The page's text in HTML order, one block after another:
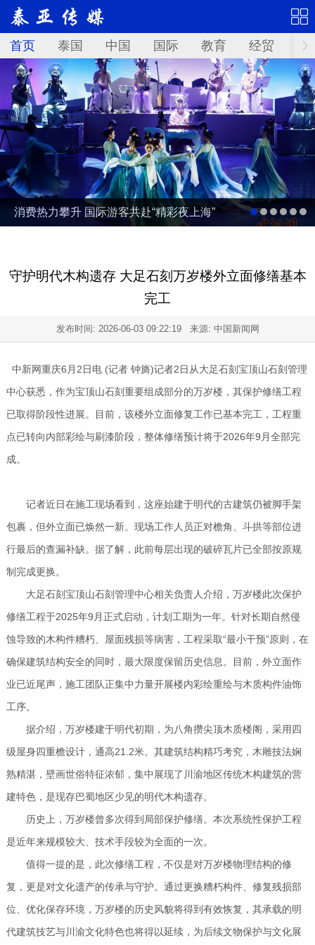
首页 泰国 中国 国际 教育 经贸 华
消费热力攀升 国际游客共赴“精彩夜上海”
守护明代木构遗存 大足石刻万岁楼外立面修缮基本
完工
发布时间: 2026-06-03 09:22:19来源: 中国新闻网
中新网重庆6月2日电 (记者 钟旖)记者2日从大足石刻宝顶山石刻管理
中心获悉，作为宝顶山石刻重要组成部分的万岁楼，其保护修缮工程
已取得阶段性进展。目前，该楼外立面修复工作已基本完工，工程重
点已转向内部彩绘与刷漆阶段，整体修缮预计将于2026年9月全部完
成。
记者近日在施工现场看到，这座始建于明代的古建筑仍被脚手架
包裹，但外立面已焕然一新。现场工作人员正对檐角、斗拱等部位进
行最后的查漏补缺。据了解，此前每层出现的破碎瓦片已全部按原规
制完成更换。
大足石刻宝顶山石刻管理中心相关负责人介绍，万岁楼此次保护
修缮工程于2025年9月正式启动，计划工期为一年。针对长期自然侵
蚀导致的木构件糟朽、屋面残损等病害，工程采取“最小干预”原则，在
确保建筑结构安全的同时，最大限度保留历史信息。目前，外立面作
业已近尾声，施工团队正集中力量开展楼内彩绘重绘与木质构件油饰
工序。
据介绍，万岁楼建于明代初期，为八角攒尖顶木质楼阁，采用四
级屋身四重檐设计，通高21.2米。其建筑结构精巧考究，木雕技法娴
熟精湛，壁画世俗特征浓郁，集中展现了川渝地区传统木构建筑的营
建特色，是现存巴蜀地区少见的明代木构遗存。
历史上，万岁楼曾多次得到局部保护修缮。本次系统性保护工程
是近年来规模较大、技术手段较为全面的一次。
值得一提的是，此次修缮工程，不仅是对万岁楼物理结构的修
复，更是对文化遗产的传承与守护。通过更换糟朽构件、修复残损部
位、优化保存环境，万岁楼的历史风貌将得到有效恢复，其承载的明
代建筑技艺与川渝文化特色也将得以延续，为后续文物保护与文化展